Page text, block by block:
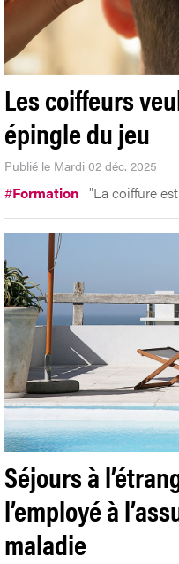
Les coiffeurs
épingle du jeu
Publié le Mardi 02 déc. 2025
#Formation "La coiffure
Séjours à
l’employé à
maladie